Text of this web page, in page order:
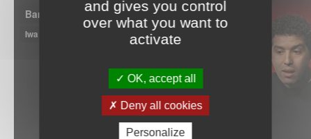
and gives you control
over what you want to
activate
OK, accept all
Deny all cookies
Personalize